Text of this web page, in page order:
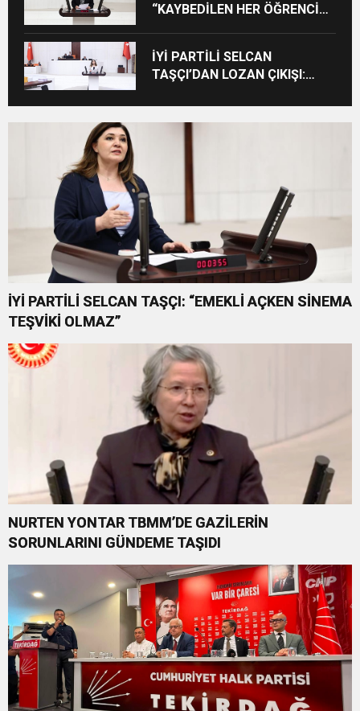
“KAYBEDİLEN HER ÖĞRENCİ
İYİ PARTİLİ SELCAN
TAŞÇI’DAN LOZAN ÇIKIŞI:
SENEDİNE SAHİP ÇIKMA
ZAMANIDIR”
İYİ PARTİLİ SELCAN TAŞÇI: “EMEKLİ AÇKEN SİNEMA
TEŞVİKİ OLMAZ”
NURTEN YONTAR TBMM’DE GAZİLERİN
SORUNLARINI GÜNDEME TAŞIDI